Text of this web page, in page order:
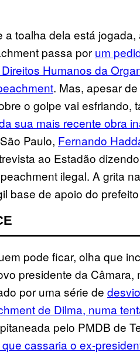
a toalha dela está
passa por um
Humanos da
. Mas, apesar
o golpe vai esfriando,
sua mais recente obra
Paulo, Fernando
ao Estadão
ilegal. A grita
base de apoio do
pode ficar, olha que
presidente da
por uma série de
de Dilma, numa
pelo PMDB de
cassaria o ex-